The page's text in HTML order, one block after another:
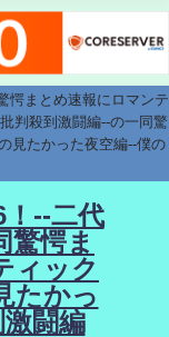
愕まとめ速報にロマンテ
判殺到激闘編--の一同驚
見たかった夜空編--僕の
--二代
驚愕ま
ィック
たかっ
闘編